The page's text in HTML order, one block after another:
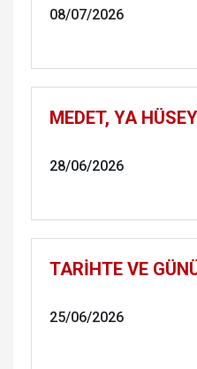
08/07/2026
MEDET, YA
28/06/2026
TARİHTE VE
25/06/2026